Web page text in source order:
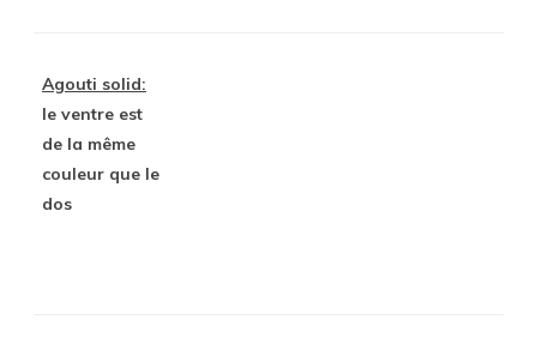
Agouti solid:
le ventre est
de la même
couleur que le
dos